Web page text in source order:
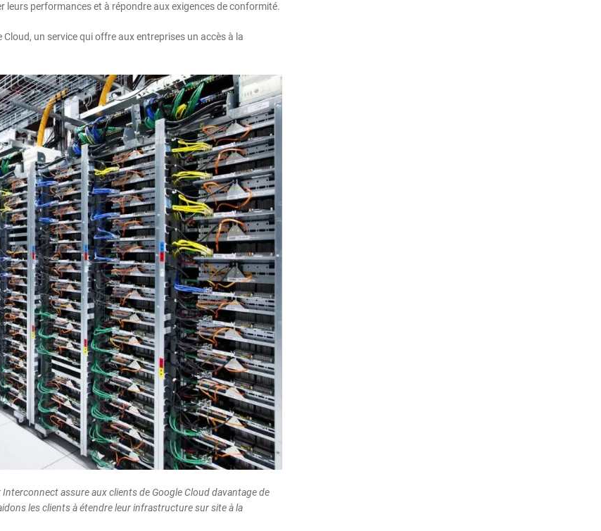
performances et à répondre aux exigences de conformité.
un service qui offre aux entreprises un accès à la
assure aux clients de Google Cloud davantage de
les clients à étendre leur infrastructure sur site à la